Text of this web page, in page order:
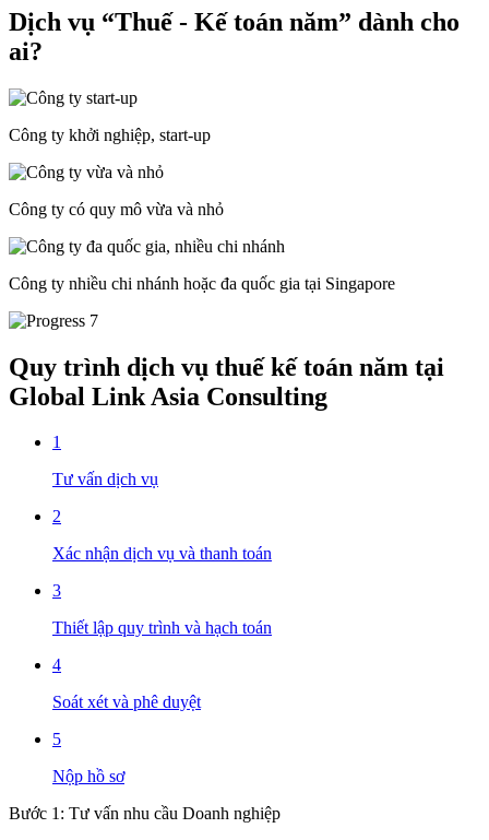
Dịch vụ “Thuế - Kế toán năm” dành cho
ai?
Công ty khởi nghiệp, start-up
Công ty có quy mô vừa và nhỏ
Công ty nhiều chi nhánh hoặc đa quốc gia tại Singapore
Quy trình dịch vụ thuế kế toán năm tại
Global Link Asia Consulting
1
Tư vấn dịch vụ
2
Xác nhận dịch vụ và thanh toán
3
Thiết lập quy trình và hạch toán
4
Soát xét và phê duyệt
5
Nộp hồ sơ
Bước 1: Tư vấn nhu cầu Doanh nghiệp